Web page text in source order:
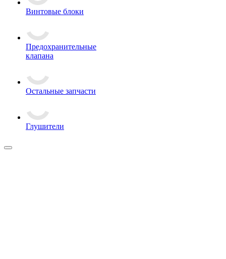
Винтовые блоки
Предохранительные
клапана
Остальные запчасти
Глушители